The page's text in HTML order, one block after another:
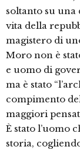
soltanto su
vita della
magistero di
Moro non è
e uomo di
ma è stato
compimento
maggiori
È stato l’uomo
storia,